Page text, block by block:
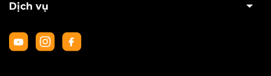
Dịch vụ